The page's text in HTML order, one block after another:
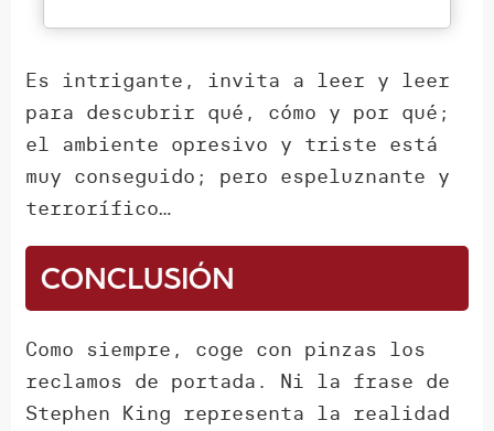
Es intrigante, invita a leer y leer
para descubrir qué, cómo y por qué;
el ambiente opresivo y triste está
muy conseguido; pero espeluznante y
terrorífico…
Conclusión
Como siempre, coge con pinzas los
reclamos de portada. Ni la frase de
Stephen King representa la realidad